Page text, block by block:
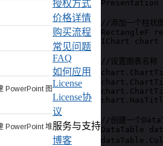
//添加一个柱状
RectangleF
IChart chart
//设置图表名称
//创建一个
DataTable
PowerPoint 图
PowerPoint 堆
授权方式
价格详情
购买流程
常见问题
FAQ
如何应用
License
License协
议
服务与支持
博客